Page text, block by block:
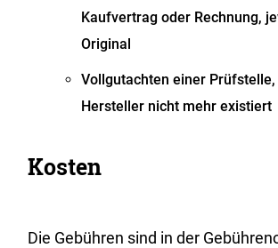
Kaufvertrag oder Rechnung,
Original
Vollgutachten einer
Hersteller nicht mehr existiert
Kosten
Die Gebühren sind in der